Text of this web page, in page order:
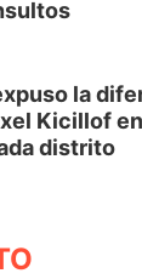
la
Kicillof
distrito